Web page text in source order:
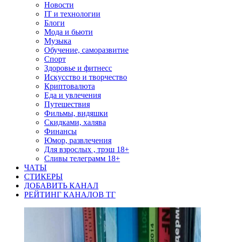
Новости
IT и технологии
Блоги
Мода и бьюти
Музыка
Обучение, саморазвитие
Спорт
Здоровье и фитнесс
Искусство и творчество
Криптовалюта
Еда и увлечения
Путешествия
Фильмы, видяшки
Скидками, халява
Финансы
Юмор, развлечения
Для взрослых , трэш 18+
Сливы телеграмм 18+
ЧАТЫ
СТИКЕРЫ
ДОБАВИТЬ КАНАЛ
РЕЙТИНГ КАНАЛОВ ТГ